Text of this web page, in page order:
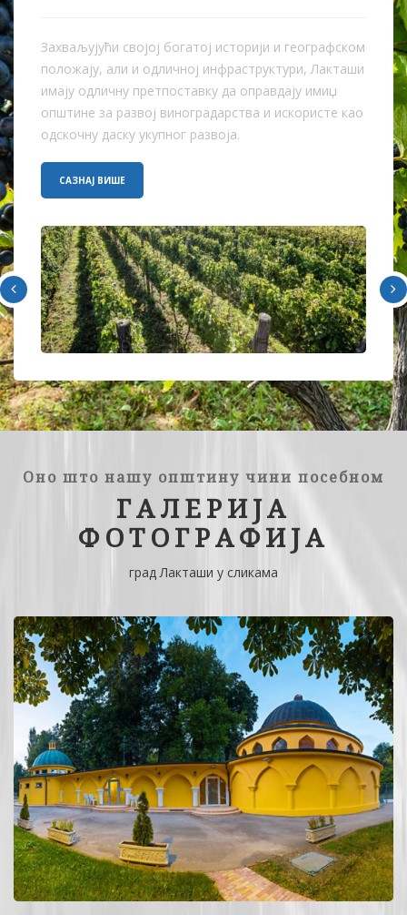
Захваљујући својој богатој историји и географском
положају, али и одличној инфраструктури, Лакташи
имају одличну претпоставку да оправдају имиџ
општине за развој виноградарства и искористе као
одскочну даску укупног развоја.
САЗНАЈ ВИШЕ
Оно што нашу општину чини посебном
ГАЛЕРИЈА
ФОТОГРАФИЈА
град Лакташи у сликама